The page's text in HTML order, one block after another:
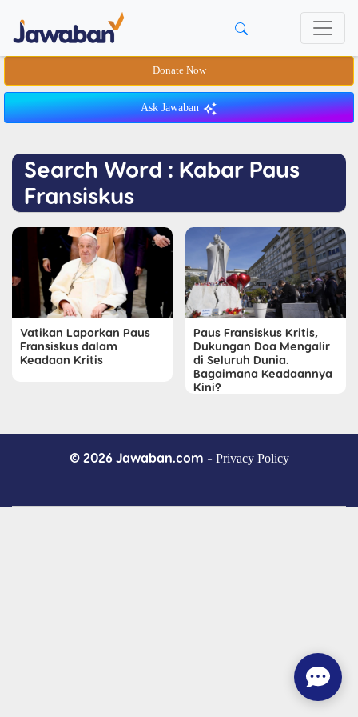
Donate Now
Ask Jawaban
Search Word : Kabar Paus
Fransiskus
Vatikan Laporkan Paus
Fransiskus dalam
Keadaan Kritis
Paus Fransiskus Kritis,
Dukungan Doa Mengalir
di Seluruh Dunia.
Bagaimana Keadaannya
Kini?
© 2026 Jawaban.com - Privacy Policy